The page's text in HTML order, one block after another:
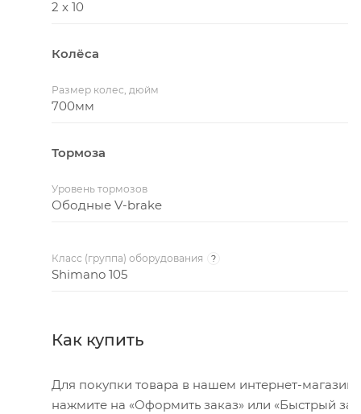
2 x 10
Колёса
Размер колес, дюйм
700мм
Тормоза
Уровень тормозов
Ободные V-brake
Класс (группа) оборудования ?
Shimano 105
Как купить
Для покупки товара в нашем интернет-
нажмите на «Оформить заказ» или «Быстрый